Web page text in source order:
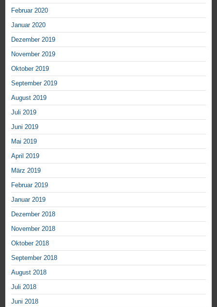
Februar 2020
Januar 2020
Dezember 2019
November 2019
Oktober 2019
September 2019
August 2019
Juli 2019
Juni 2019
Mai 2019
April 2019
März 2019
Februar 2019
Januar 2019
Dezember 2018
November 2018
Oktober 2018
September 2018
August 2018
Juli 2018
Juni 2018